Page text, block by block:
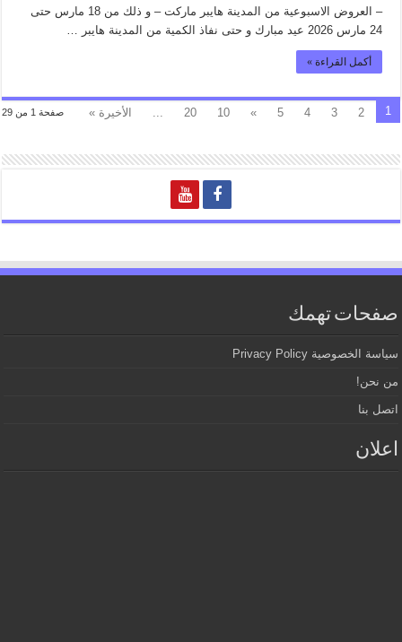
– العروض الاسبوعية من المدينة هايبر ماركت – و ذلك من 18 مارس حتى
24 مارس 2026 عيد مبارك و حتى نفاذ الكمية من المدينة هايبر …
أكمل القراءة »
صفحة 1 من 29 1
2
3
4
5
»
10
20 الأخيرة »
صفحات تهمك
سياسة الخصوصية Privacy Policy
من نحن!
اتصل بنا
اعلان